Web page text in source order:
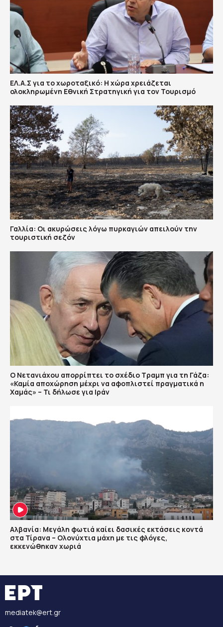
ΕΛ.Α.Σ για το χωροταξικό: Η χώρα χρειάζεται
ολοκληρωμένη Εθνική Στρατηγική για τον Τουρισμό
Γαλλία: Οι ακυρώσεις λόγω πυρκαγιών απειλούν την
τουριστική σεζόν
Ο Νετανιάχου απορρίπτει το σχέδιο Τραμπ για τη Γάζα:
«Καμία αποχώρηση μέχρι να αφοπλιστεί πραγματικά η
Χαμάς» – Τι δήλωσε για Ιράν
Αλβανία: Μεγάλη φωτιά καίει δασικές εκτάσεις κοντά
στα Τίρανα – Ολονύχτια μάχη με τις φλόγες,
εκκενώθηκαν χωριά
mediatek@ert.gr